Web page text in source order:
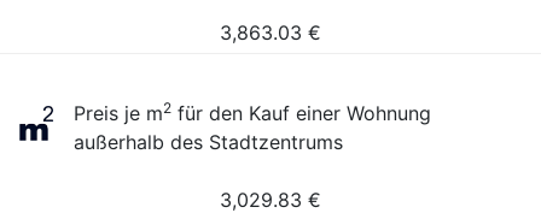
3,863.03 €
Preis je m2 für den Kauf einer Wohnung
außerhalb des Stadtzentrums
3,029.83 €